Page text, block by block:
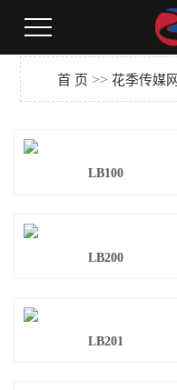
花季下载,花季传媒网站广告,花季视
首 页 >> 花季传媒
LB100
LB200
LB201